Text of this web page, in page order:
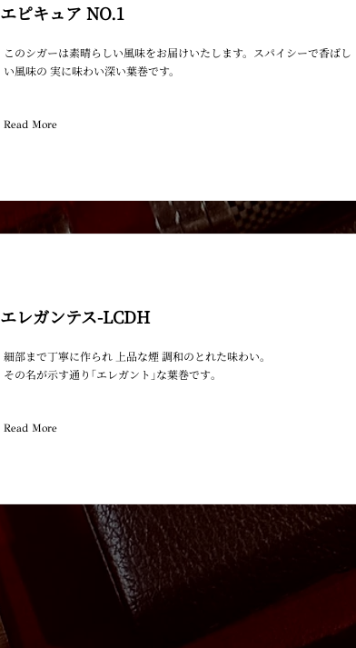
エピキュア NO.1
このシガーは素晴らしい風味をお届けいたします。スパイシーで香ばし
い風味の 実に味わい深い葉巻です。
Read More
エレガンテス-LCDH
細部まで丁寧に作られ 上品な煙 調和のとれた味わい｡
その名が示す通り｢エレガント｣な葉巻です｡
Read More